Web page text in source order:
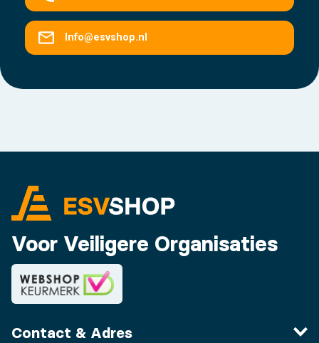
Info@esvshop.nl
Voor Veiligere Organisaties
Contact & Adres